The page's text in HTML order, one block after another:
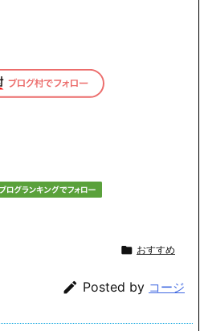
 おすすめ
 Posted by コージ